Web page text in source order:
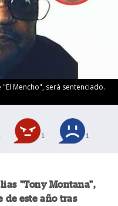
Mencho", será sentenciado.
1 1
"Tony Montana",
de este año tras